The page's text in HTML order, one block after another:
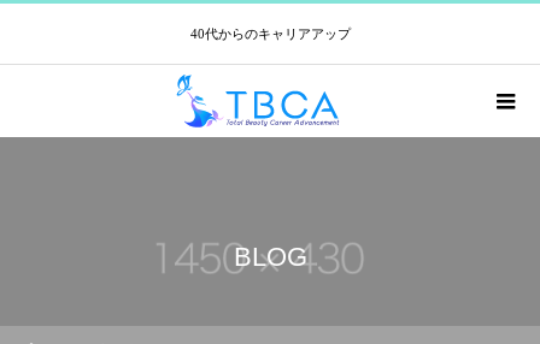
40代からのキャリアアップ
BLOG